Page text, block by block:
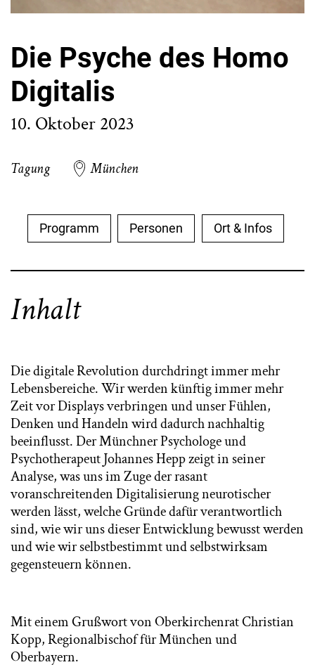
Die Psyche des Homo
Digitalis
10. Oktober 2023
Tagung München
Programm Personen Ort & Infos
Inhalt
Die digitale Revolution durchdringt immer mehr
Lebensbereiche. Wir werden künftig immer mehr
Zeit vor Displays verbringen und unser Fühlen,
Denken und Handeln wird dadurch nachhaltig
beeinflusst. Der Münchner Psychologe und
Psychotherapeut Johannes Hepp zeigt in seiner
Analyse, was uns im Zuge der rasant
voranschreitenden Digitalisierung neurotischer
werden lässt, welche Gründe dafür verantwortlich
sind, wie wir uns dieser Entwicklung bewusst werden
und wie wir selbstbestimmt und selbstwirksam
gegensteuern können.
Mit einem Grußwort von Oberkirchenrat Christian
Kopp, Regionalbischof für München und
Oberbayern.